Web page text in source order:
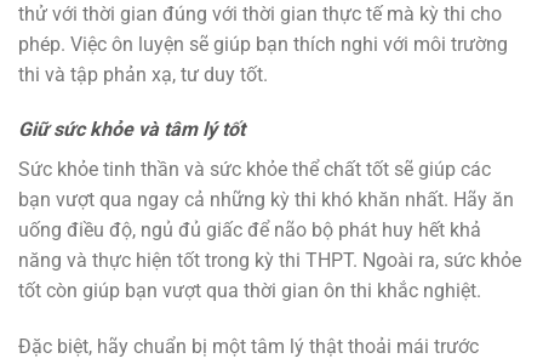
thử với thời gian đúng với thời gian thực tế mà kỳ thi cho
phép. Việc ôn luyện sẽ giúp bạn thích nghi với môi trường
thi và tập phản xạ, tư duy tốt.
Giữ sức khỏe và tâm lý tốt
Sức khỏe tinh thần và sức khỏe thể chất tốt sẽ giúp các
bạn vượt qua ngay cả những kỳ thi khó khăn nhất. Hãy ăn
uống điều độ, ngủ đủ giấc để não bộ phát huy hết khả
năng và thực hiện tốt trong kỳ thi THPT. Ngoài ra, sức khỏe
tốt còn giúp bạn vượt qua thời gian ôn thi khắc nghiệt.
Đặc biệt, hãy chuẩn bị một tâm lý thật thoải mái trước